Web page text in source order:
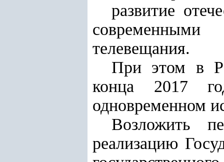
развитие
современными
телевещания.
При этом в
конца 2017
одновременном
Возложить
реализацию